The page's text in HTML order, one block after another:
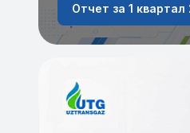
Отчет за 1 квартал